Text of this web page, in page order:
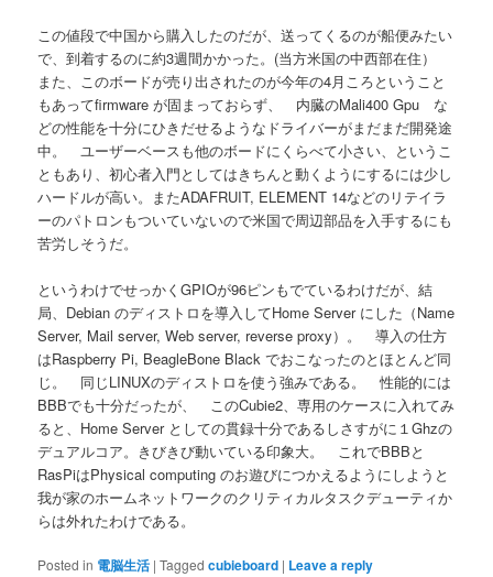
この値段で中国から購入したのだが、送ってくるのが船便みたい
で、到着するのに約3週間かかった。(当方米国の中西部在住）
また、このボードが売り出されたのが今年の4月ころということ
もあってfirmware が固まっておらず、 内臓のMali400 Gpu な
どの性能を十分にひきだせるようなドライバーがまだまだ開発途
中。 ユーザーベースも他のボードにくらべて小さい、というこ
ともあり、初心者入門としてはきちんと動くようにするには少し
ハードルが高い。またADAFRUIT, ELEMENT 14などのリテイラ
ーのパトロンもついていないので米国で周辺部品を入手するにも
苦労しそうだ。
というわけでせっかくGPIOが96ピンもでているわけだが、結
局、Debian のディストロを導入してHome Server にした（Name
Server, Mail server, Web server, reverse proxy）。 導入の仕方
はRaspberry Pi, BeagleBone Black でおこなったのとほとんど同
じ。 同じLINUXのディストロを使う強みである。 性能的には
BBBでも十分だったが、 このCubie2、専用のケースに入れてみ
ると、Home Server としての貫録十分であるしさすがに１Ghzの
デュアルコア。きびきび動いている印象大。 これでBBBと
RasPiはPhysical computing のお遊びにつかえるようにしようと
我が家のホームネットワークのクリティカルタスクデューティか
らは外れたわけである。
Posted in 電脳生活 |Tagged cubieboard | Leave a reply